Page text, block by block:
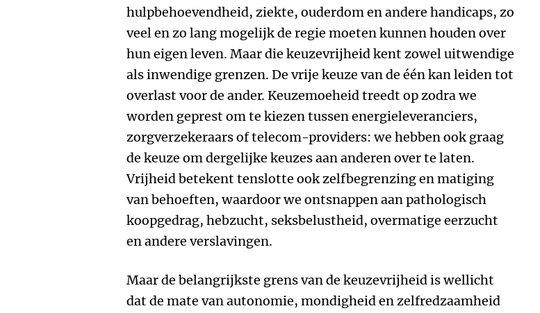
hulpbehoevendheid, ziekte, ouderdom en andere handicaps, zo
veel en zo lang mogelijk de regie moeten kunnen houden over
hun eigen leven. Maar die keuzevrijheid kent zowel uitwendige
als inwendige grenzen. De vrije keuze van de één kan leiden tot
overlast voor de ander. Keuzemoeheid treedt op zodra we
worden geprest om te kiezen tussen energieleveranciers,
zorgverzekeraars of telecom-providers: we hebben ook graag
de keuze om dergelijke keuzes aan anderen over te laten.
Vrijheid betekent tenslotte ook zelfbegrenzing en matiging
van behoeften, waardoor we ontsnappen aan pathologisch
koopgedrag, hebzucht, seksbelustheid, overmatige eerzucht
en andere verslavingen.
Maar de belangrijkste grens van de keuzevrijheid is wellicht
dat de mate van autonomie, mondigheid en zelfredzaamheid